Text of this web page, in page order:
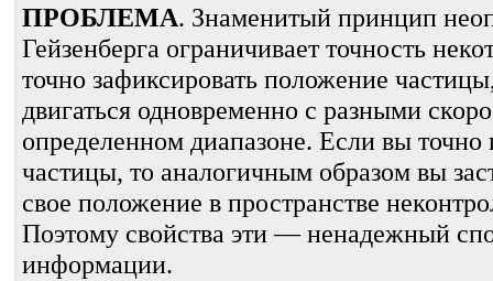
ПРОБЛЕМА. Знаменитый принцип
Гейзенберга ограничивает точность
точно зафиксировать положение
двигаться одновременно с разными
определенном диапазоне. Если вы точно
частицы, то аналогичным образом вы
свое положение в пространстве
Поэтому свойства эти — ненадежный
информации.